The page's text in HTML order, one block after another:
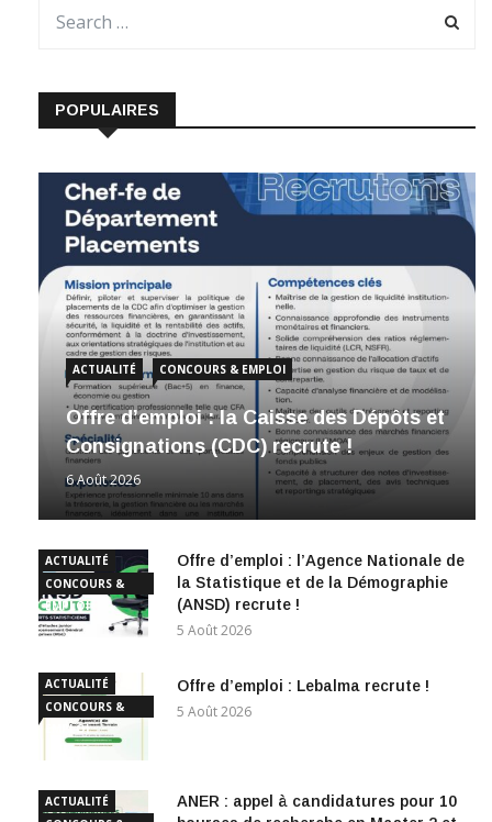
POPULAIRES
ACTUALITÉ CONCOURS & EMPLOI
Offre d’emploi : la Caisse des Dépôts et
Consignations (CDC) recrute !
6 Août 2026
ACTUALITÉ
CONCOURS &
EMPLOI
Offre d’emploi : l’Agence Nationale de
la Statistique et de la Démographie
(ANSD) recrute !
5 Août 2026
ACTUALITÉ
CONCOURS &
EMPLOI
Offre d’emploi : Lebalma recrute !
5 Août 2026
ACTUALITÉ
ANER : appel à candidatures pour 10